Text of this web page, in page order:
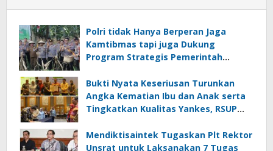
Polri tidak Hanya Berperan Jaga
Kamtibmas tapi juga Dukung
Program Strategis Pemerintah
Pangan
Bukti Nyata Keseriusan Turunkan
Angka Kematian Ibu dan Anak serta
Tingkatkan Kualitas Yankes, RSUP
Nasional
Mendiktisaintek Tugaskan Plt Rektor
Unsrat untuk Laksanakan 7 Tugas